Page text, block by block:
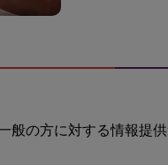
般の方に対する情報提